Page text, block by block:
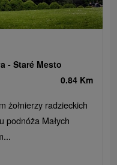
- Staré Mesto
0.84 Km
żołnierzy radzieckich
podnóża Małych